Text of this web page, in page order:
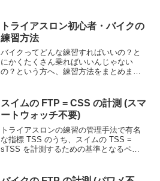
っておきましょう、とよく言われていま
す。30km走と...
トライアスロン初心者・バイクの
練習方法
バイクってどんな練習すればいいの？と
にかくたくさん乗ればいいんじゃない
の？という方へ、練習方法をまとめまし
5km) です。なおママチャリなら乗れる方
が前提...
スイムの FTP = CSS の計測 (スマ
ートウォッチ不要)
トライアスロンの練習の管理手法で有名
な指標 TSS のうち、スイムの TSS =
sTSS を計測するための基準となるペー
介します。ス...